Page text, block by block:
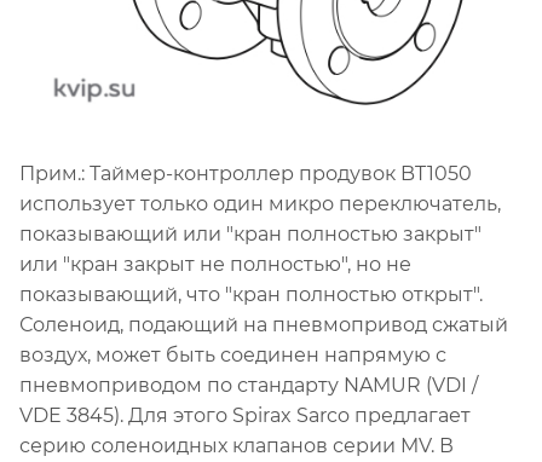
Прим.: Таймер-контроллер продувок BT1050
использует только один микро переключатель,
показывающий или "кран полностью закрыт"
или "кран закрыт не полностью", но не
показывающий, что "кран полностью открыт".
Соленоид, подающий на пневмопривод сжатый
воздух, может быть соединен напрямую с
пневмоприводом по стандарту NAMUR (VDI /
VDE 3845). Для этого Spirax Sarco предлагает
серию соленоидных клапанов серии MV. В